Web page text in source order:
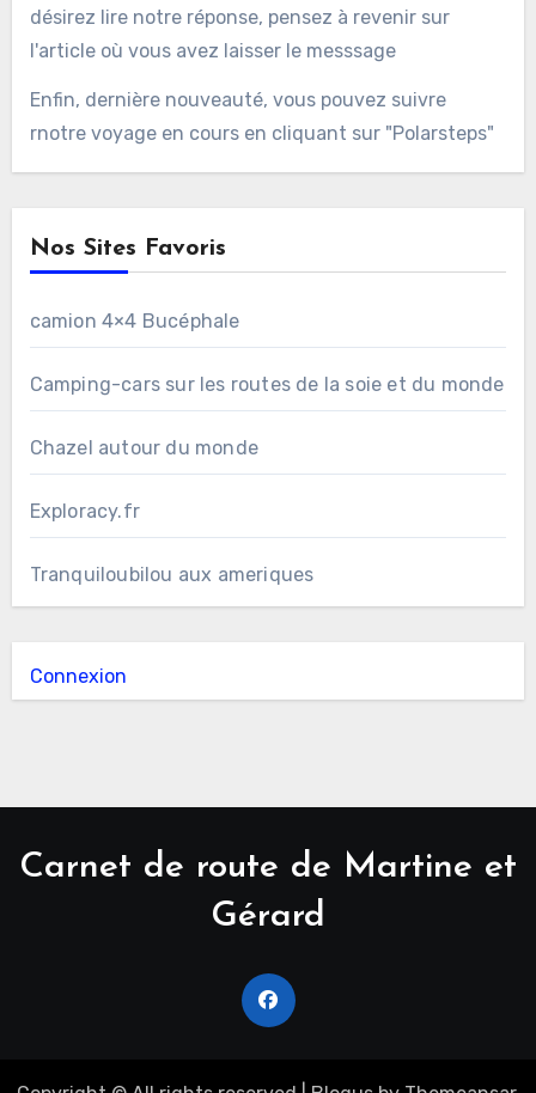
désirez lire notre réponse, pensez à revenir sur
l'article où vous avez laisser le messsage
Enfin, dernière nouveauté, vous pouvez suivre
rnotre voyage en cours en cliquant sur "Polarsteps"
Nos Sites Favoris
camion 4×4 Bucéphale
Camping-cars sur les routes de la soie et du monde
Chazel autour du monde
Exploracy.fr
Tranquiloubilou aux ameriques
Connexion
Carnet de route de Martine et
Gérard